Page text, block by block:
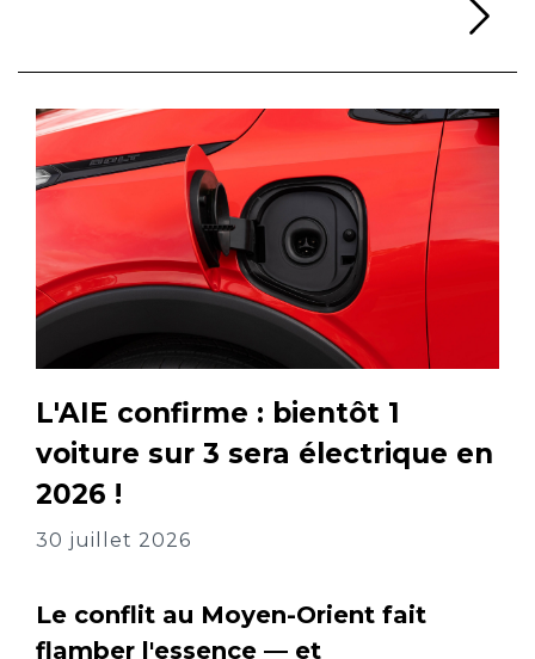
L'AIE confirme : bientôt 1
voiture sur 3 sera électrique en
2026 !
30 juillet 2026
Le conflit au Moyen-Orient fait
flamber l'essence — et